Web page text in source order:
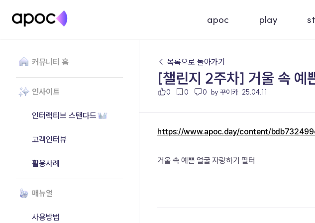
apoc play
커뮤니티 홈
인사이트
인터랙티브 스탠다드
고객인터뷰
활용사례
매뉴얼
사용방법
← 목록으로 돌아가기
[챌린지 2주차] 거울 속 예
0 0 0 by 꾸이카 25.04.11
https://www.apoc.day/content/
거울 속 예쁜 얼굴 자랑하기 필터